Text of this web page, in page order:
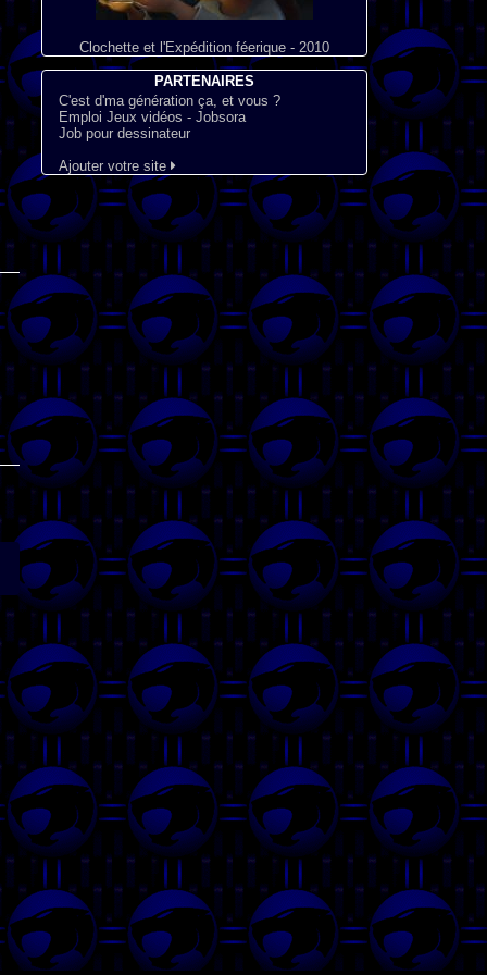
Clochette et l'Expédition féerique - 2010
PARTENAIRES
C'est d'ma génération ça, et vous ?
Emploi Jeux vidéos - Jobsora
Job pour dessinateur
Ajouter votre site